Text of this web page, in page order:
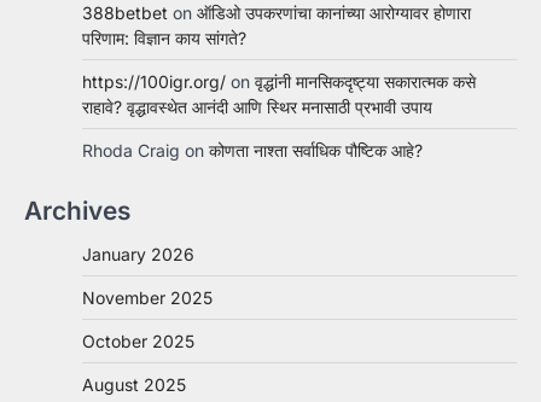
388betbet on ऑडिओ उपकरणांचा कानांच्या आरोग्यावर होणारा
परिणाम: विज्ञान काय सांगते?
https://100igr.org/ on वृद्धांनी मानसिकदृष्ट्या सकारात्मक कसे
राहावे? वृद्धावस्थेत आनंदी आणि स्थिर मनासाठी प्रभावी उपाय
Rhoda Craig on कोणता नाश्ता सर्वाधिक पौष्टिक आहे?
Archives
January 2026
November 2025
October 2025
August 2025